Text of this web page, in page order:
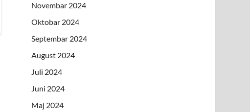
Novembar 2024
Oktobar 2024
Septembar 2024
August 2024
Juli 2024
Juni 2024
Maj 2024